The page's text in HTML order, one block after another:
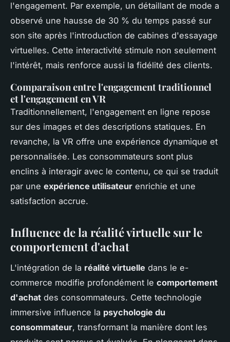
l'engagement. Par exemple, un détaillant de mode a
observé une hausse de 30 % du temps passé sur
son site après l'introduction de cabines d'essayage
virtuelles. Cette interactivité stimule non seulement
l'intérêt, mais renforce aussi la fidélité des clients.
Comparaison entre l'engagement traditionnel
et l'engagement en VR
Traditionnellement, l'engagement en ligne repose
sur des images et des descriptions statiques. En
revanche, la VR offre une expérience dynamique et
personnalisée. Les consommateurs sont plus
enclins à interagir avec le contenu, ce qui se traduit
par une expérience utilisateur enrichie et une
satisfaction accrue.
Influence de la réalité virtuelle sur le
comportement d'achat
L'intégration de la réalité virtuelle dans le e-
commerce modifie profondément le comportement
d'achat des consommateurs. Cette technologie
immersive influence la psychologie du
consommateur, transformant la manière dont les